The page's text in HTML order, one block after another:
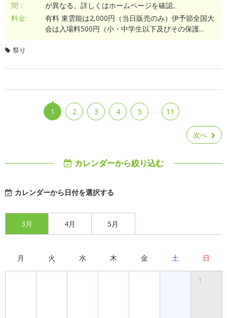
間：
が異なる。詳しくはホームページを確認。
料金:
有料 東雲能は2,000円（当日販売のみ）伊予節全国大
会は入場料500円（小・中学生以下及びその保護...
祭り
1 2 3 4 5 … 11
次へ
カレンダーから絞り込む
カレンダーから日付を選択する
3月 4月 5月
月 火 水 木 金 土 日
1